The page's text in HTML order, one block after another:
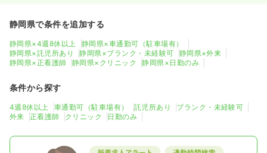
静岡県で条件を追加する
静岡県×4週8休以上
静岡県×車通勤可（駐車場有）
静岡県×託児所あり
静岡県×ブランク・未経験可
静岡県×外来
静岡県×正看護師
静岡県×クリニック 静岡県×日勤のみ
条件から探す
4週8休以上 車通勤可（駐車場有） 託児所あり
ブランク・未経験可
外来
正看護師 クリニック 日勤のみ